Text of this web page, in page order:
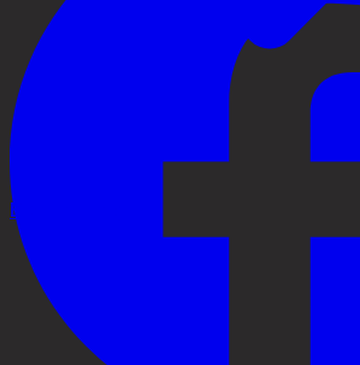
Behandlingar